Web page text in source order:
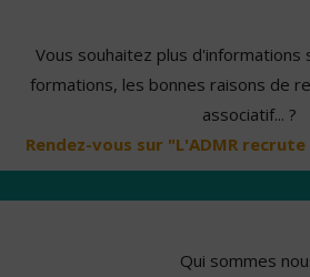
Vous souhaitez plus d'informations
formations, les bonnes raisons de
associatif... ?
Rendez-vous sur "L'ADMR
Qui sommes